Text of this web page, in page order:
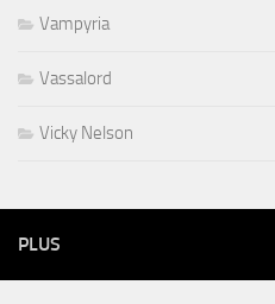
Vampyria
Vassalord
Vicky Nelson
PLUS